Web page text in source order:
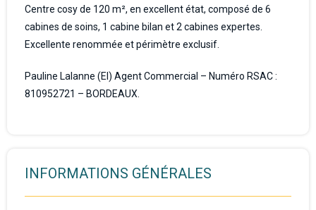
Centre cosy de 120 m², en excellent état, composé de 6
cabines de soins, 1 cabine bilan et 2 cabines expertes.
Excellente renommée et périmètre exclusif.
Pauline Lalanne (EI) Agent Commercial – Numéro RSAC :
810952721 – BORDEAUX.
INFORMATIONS GÉNÉRALES